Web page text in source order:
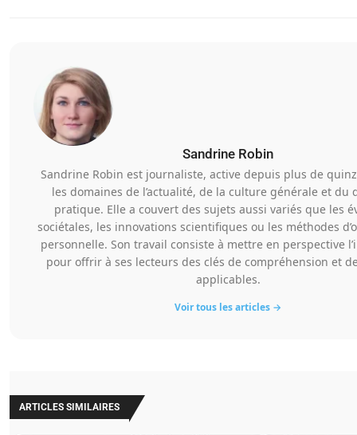
Sandrine Robin
Sandrine Robin est journaliste, active depuis plus de
les domaines de l’actualité, de la culture générale et du
pratique. Elle a couvert des sujets aussi variés que les
sociétales, les innovations scientifiques ou les méthodes
personnelle. Son travail consiste à mettre en perspective
pour offrir à ses lecteurs des clés de compréhension et
applicables.
Voir tous les articles →
ARTICLES SIMILAIRES